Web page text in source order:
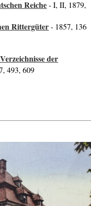
Reiche- I, II, 1879,
Rittergüter- 1857, 136
der
493, 609